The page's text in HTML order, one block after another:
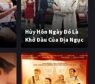
Hủy Hôn Ngày Đó Là
Khở Đầu Của Địa Ngục